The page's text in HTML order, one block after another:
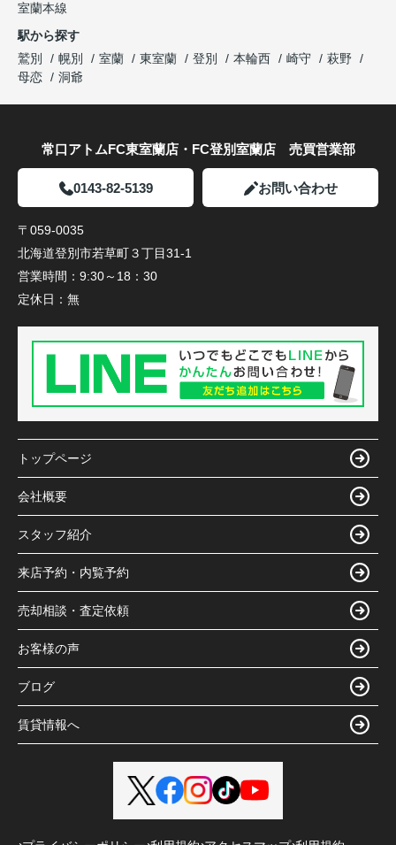
室蘭本線
駅から探す
鷲別
幌別 室蘭 東室蘭 登別 本輪西 崎守
萩野
母恋
洞爺
常口アトムFC東室蘭店・FC登別室蘭店 売買営業部
0143-82-5139 お問い合わせ
〒059-0035
北海道登別市若草町３丁目31-1
営業時間： 9:30～18：30
定休日： 無
トップページ
会社概要
スタッフ紹介
来店予約・内覧予約
売却相談・査定依頼
お客様の声
ブログ
賃貸情報へ